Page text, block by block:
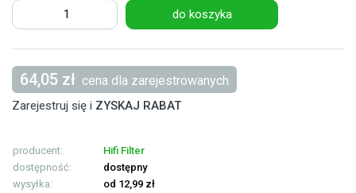
do koszyka
64,05 zł cena dla zarejestrowanych
Zarejestruj się i ZYSKAJ RABAT
producent:
Hifi Filter
dostępność:
dostępny
wysyłka:
od 12,99 zł